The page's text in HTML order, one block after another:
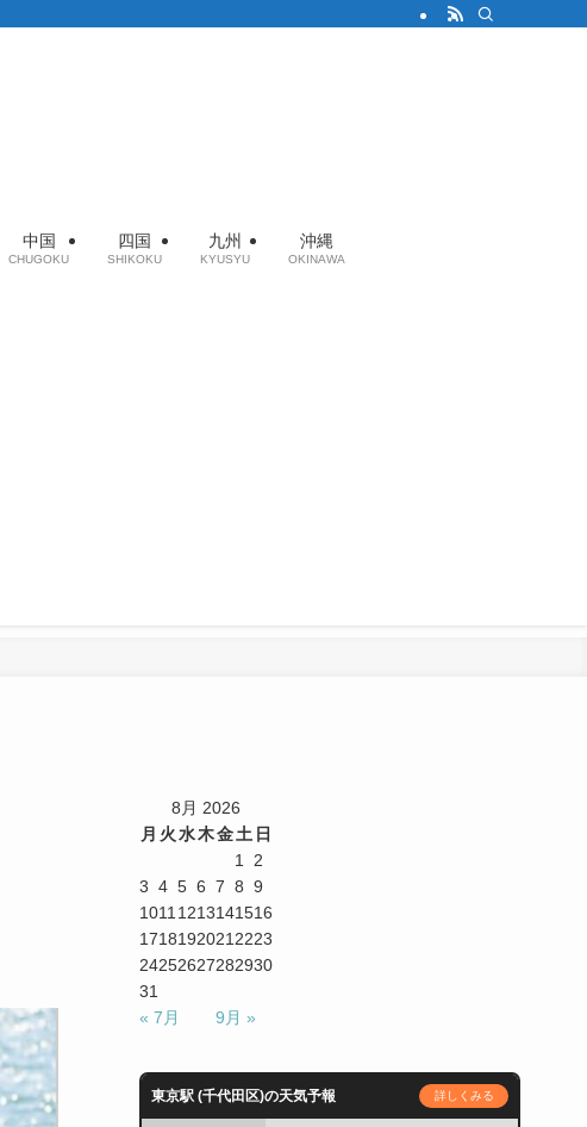
中国
CHUGOKU
四国
SHIKOKU
九州
KYUSYU
沖縄
OKINAWA
8月 2026
月 火水木金土 日
1
2
3 4 5 6 7 8 9
1011 1213141516
1718192021 2223
24252627282930
31
« 7月
9月 »
東京駅 (千代田区)の天気予報 詳しくみる